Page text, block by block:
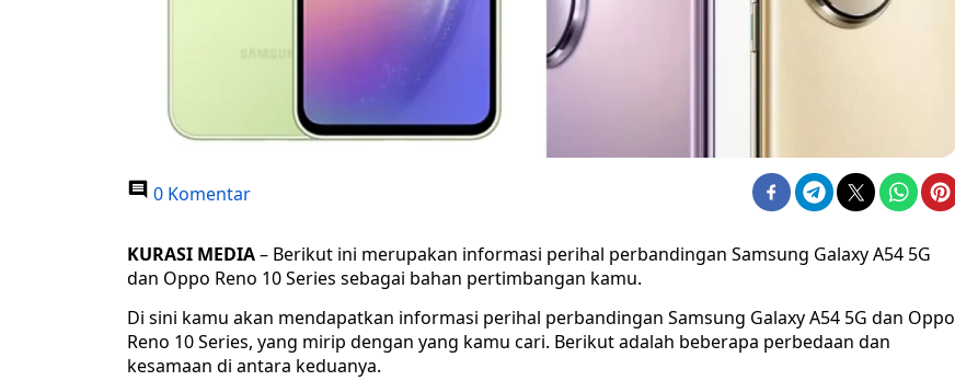
0 Komentar
KURASI MEDIA– Berikut ini merupakan informasi perihal perbandingan Samsung Galaxy A54 5G
dan Oppo Reno 10 Series sebagai bahan pertimbangan kamu.
Di sini kamu akan mendapatkan informasi perihal perbandingan Samsung Galaxy A54 5G dan Oppo
Reno 10 Series, yang mirip dengan yang kamu cari. Berikut adalah beberapa perbedaan dan
kesamaan di antara keduanya.